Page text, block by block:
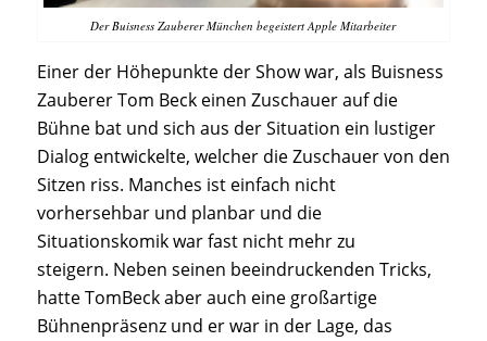
Der Buisness Zauberer München begeistert Apple Mitarbeiter
Einer der Höhepunkte der Show war, als Buisness
Zauberer Tom Beck einen Zuschauer auf die
Bühne bat und sich aus der Situation ein lustiger
Dialog entwickelte, welcher die Zuschauer von den
Sitzen riss. Manches ist einfach nicht
vorhersehbar und planbar und die
Situationskomik war fast nicht mehr zu
steigern. Neben seinen beeindruckenden Tricks,
hatte TomBeck aber auch eine großartige
Bühnenpräsenz und er war in der Lage, das